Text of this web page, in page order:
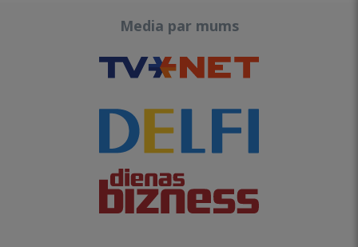
Media par mums